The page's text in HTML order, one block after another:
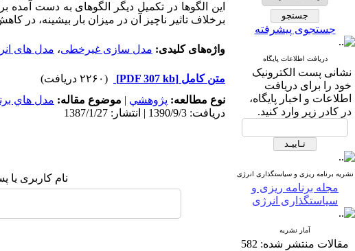
جستجوی پیشرفته
دریافت اطلاعات پایگاه
نشانی پست الکترونیک
خود را برای دریافت
اطلاعات و اخبار پایگاه،
در کادر زیر وارد کنید.
نشریه برنامه ریزی و سیاستگذاری انرژی
مجله برنامه ریزی و
سیاستگذاری انرژی
آمار نشریه
مقالات منتشر شده: 582
این الگوها در تکمیل دیگر الگوهای به دست آمده
برخلاف تاثیر ناچیز آن در میزان بار بیشینه،
واژه‌های کلیدی: مدل سازی غیرخطی، مدل های
متن کامل [PDF 307 kb]
(۲۲۶۰ دریافت)
نوع مطالعه: پژوهشي | موضوع مقاله: مدل هاي
دریافت: 1390/9/3 | انتشار: 1387/1/27
نام کاربری یا